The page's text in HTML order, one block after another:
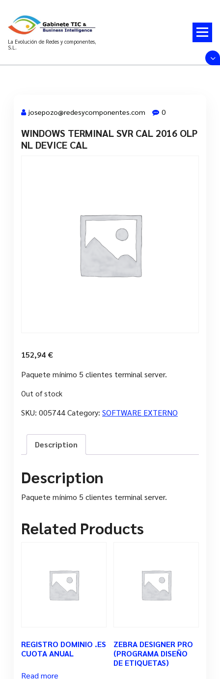
contenido
La Evolución de Redes y componentes,
S.L.
28 Mar, 2022
josepozo@redesycomponentes.com 0
WINDOWS TERMINAL SVR CAL 2016 OLP
NL DEVICE CAL
152,94 €
Paquete mínimo 5 clientes terminal server.
Out of stock
SKU: 005744Category: SOFTWARE EXTERNO
Description
Description
Paquete mínimo 5 clientes terminal server.
Related Products
REGISTRO DOMINIO .ES
CUOTA ANUAL
Read more
ZEBRA DESIGNER PRO
(PROGRAMA DISEÑO
DE ETIQUETAS)